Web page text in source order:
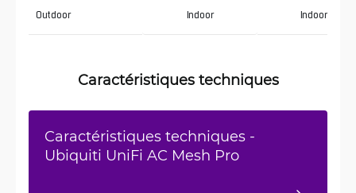
Outdoor Indoor Indoor
Caractéristiques techniques
Caractéristiques techniques -
Ubiquiti UniFi AC Mesh Pro